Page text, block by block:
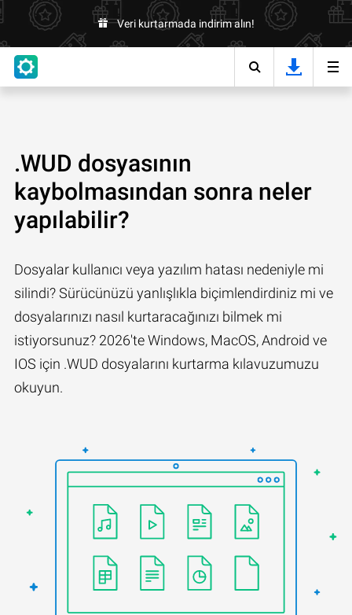
Veri kurtarmada indirim alın!
.WUD dosyasının
kaybolmasından sonra neler
yapılabilir?
Dosyalar kullanıcı veya yazılım hatası nedeniyle mi
silindi? Sürücünüzü yanlışlıkla biçimlendirdiniz mi ve
dosyalarınızı nasıl kurtaracağınızı bilmek mi
istiyorsunuz? 2026'te Windows, MacOS, Android ve
IOS için .WUD dosyalarını kurtarma kılavuzumuzu
okuyun.